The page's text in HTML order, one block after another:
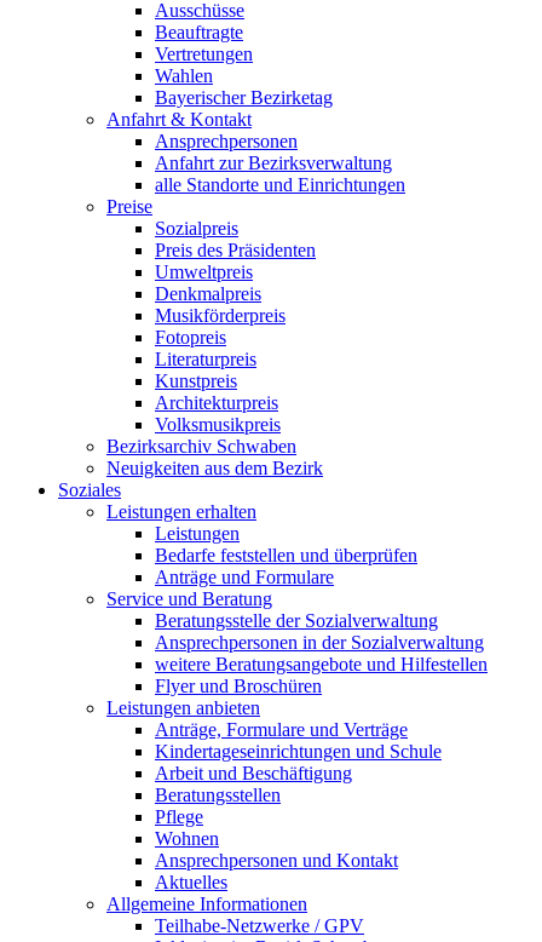
Ausschüsse
Beauftragte
Vertretungen
Wahlen
Bayerischer Bezirketag
Anfahrt & Kontakt
Ansprechpersonen
Anfahrt zur Bezirksverwaltung
alle Standorte und Einrichtungen
Preise
Sozialpreis
Preis des Präsidenten
Umweltpreis
Denkmalpreis
Musikförderpreis
Fotopreis
Literaturpreis
Kunstpreis
Architekturpreis
Volksmusikpreis
Bezirksarchiv Schwaben
Neuigkeiten aus dem Bezirk
Soziales
Leistungen erhalten
Leistungen
Bedarfe feststellen und überprüfen
Anträge und Formulare
Service und Beratung
Beratungsstelle der Sozialverwaltung
Ansprechpersonen in der Sozialverwaltung
weitere Beratungsangebote und Hilfestellen
Flyer und Broschüren
Leistungen anbieten
Anträge, Formulare und Verträge
Kindertageseinrichtungen und Schule
Arbeit und Beschäftigung
Beratungsstellen
Pflege
Wohnen
Ansprechpersonen und Kontakt
Aktuelles
Allgemeine Informationen
Teilhabe-Netzwerke / GPV